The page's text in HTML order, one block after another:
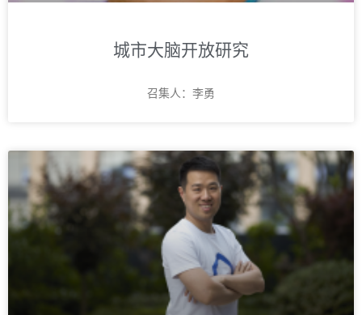
城市大脑开放研究
召集人：李勇